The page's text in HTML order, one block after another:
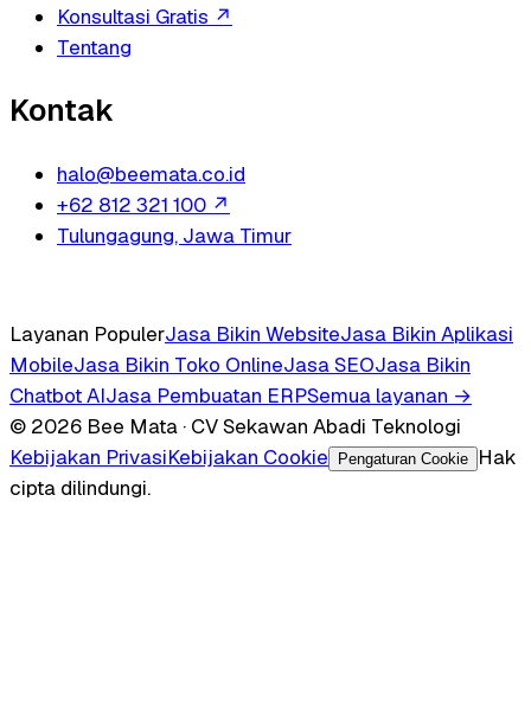
Konsultasi Gratis ↗
Tentang
Kontak
halo@beemata.co.id
+62 812 321 100 ↗
Tulungagung, Jawa Timur
Layanan PopulerJasa Bikin WebsiteJasa Bikin Aplikasi
MobileJasa Bikin Toko OnlineJasa SEOJasa Bikin
Chatbot AIJasa Pembuatan ERPSemua layanan →
© 2026 Bee Mata · CV Sekawan Abadi Teknologi
Kebijakan PrivasiKebijakan Cookie Pengaturan Cookie
Hak
cipta dilindungi.